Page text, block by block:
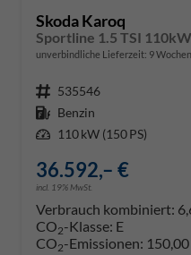
Skoda Karoq
Sportline 1.5 TSI
unverbindliche Lieferzeit: 9 Wochen
Fahrzeugnr. 535546
Kraftstoff Benzin
Leistung 110 kW (150 PS)
36.592,– €
incl. 19% MwSt.
Verbrauch kombiniert:
CO2-Klasse: E
CO2-Emissionen: